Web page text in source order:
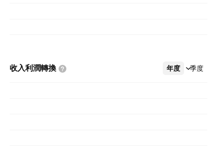
收入利潤轉換 年度 季度
更多